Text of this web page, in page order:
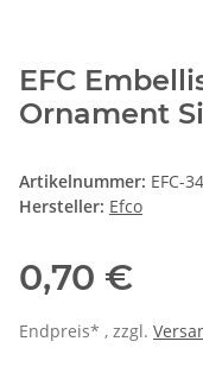
EFC
Ornament
Artikelnummer: EFC-
Hersteller: Efco
0,70 €
Endpreis* , zzgl.